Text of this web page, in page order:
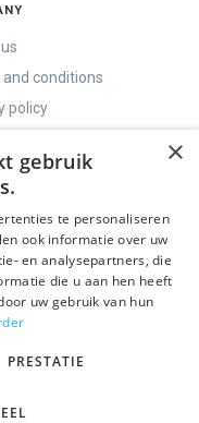
conditions
policy
×
gebruik
te personaliseren
ook informatie over uw
en analysepartners, die
die u aan hen heeft
uw gebruik van hun
PRESTATIE